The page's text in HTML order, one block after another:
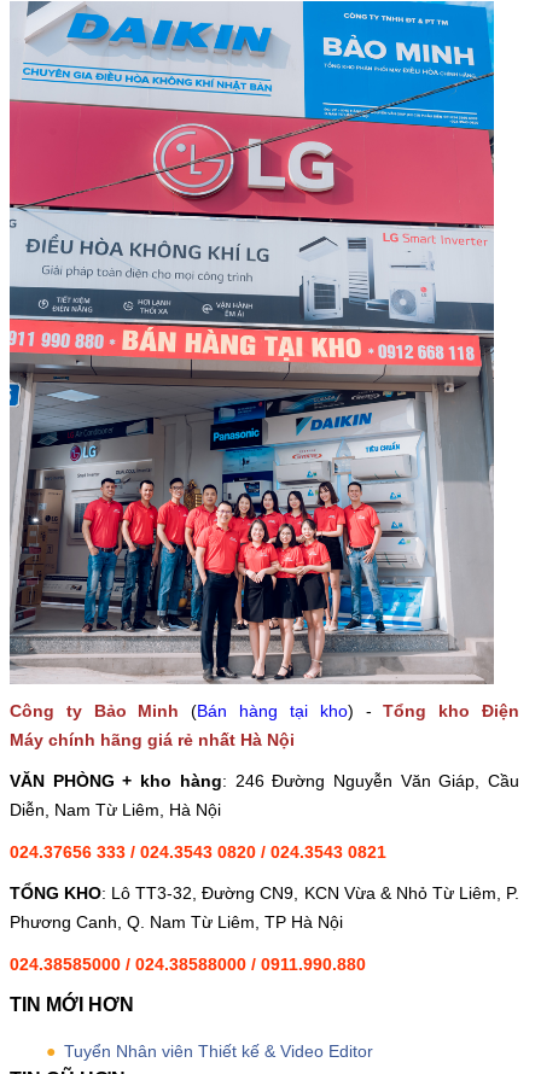
Công ty Bảo Minh (Bán hàng tại kho) -Tổng kho Điện
Máy chính hãng giá rẻ nhất Hà Nội
VĂN PHÒNG + kho hàng: 246 Đường Nguyễn Văn Giáp, Cầu
Diễn, Nam Từ Liêm, Hà Nội
024.37656 333 / 024.3543 0820 / 024.3543 0821
TỔNG KHO: Lô TT3-32, Đường CN9, KCN Vừa & Nhỏ Từ Liêm, P.
Phương Canh, Q. Nam Từ Liêm, TP Hà Nội
024.38585000 / 024.38588000 / 0911.990.880
TIN MỚI HƠN
Tuyển Nhân viên Thiết kế & Video Editor